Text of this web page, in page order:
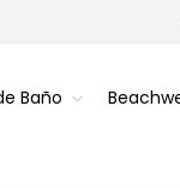
Baño